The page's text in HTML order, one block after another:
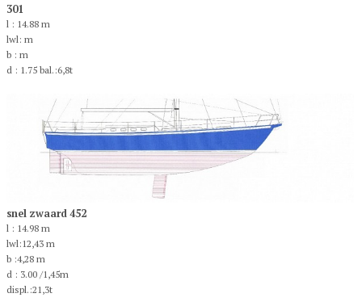
301
l : 14.88 m
lwl: m
b : m
d : 1.75 bal.:6,8t
snel zwaard 452
l : 14.98 m
lwl:12,43 m
b :4,28 m
d : 3.00 /1,45m
displ.:21,3t